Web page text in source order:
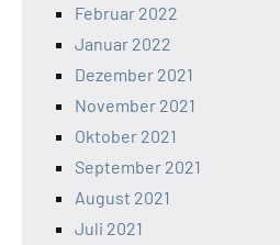
Februar 2022
Januar 2022
Dezember 2021
November 2021
Oktober 2021
September 2021
August 2021
Juli 2021